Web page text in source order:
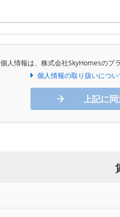
個人情報は、株式会社SkyHomesのプ
個人情報の取り扱いについ
上記に